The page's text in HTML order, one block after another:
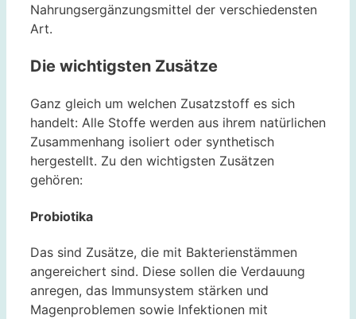
Nahrungsergänzungsmittel der verschiedensten
Art.
Die wichtigsten Zusätze
Ganz gleich um welchen Zusatzstoff es sich
handelt: Alle Stoffe werden aus ihrem natürlichen
Zusammenhang isoliert oder synthetisch
hergestellt. Zu den wichtigsten Zusätzen
gehören:
Probiotika
Das sind Zusätze, die mit Bakterienstämmen
angereichert sind. Diese sollen die Verdauung
anregen, das Immunsystem stärken und
Magenproblemen sowie Infektionen mit